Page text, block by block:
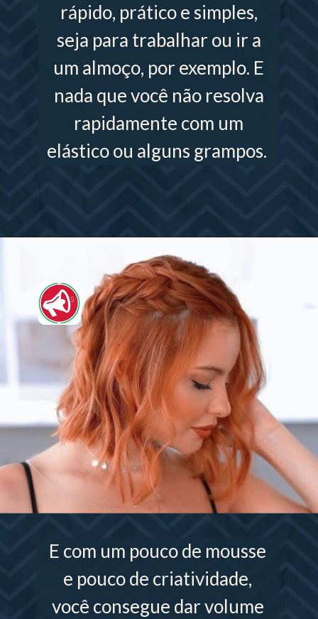
rápido, prático e simples,
seja para trabalhar ou ir a
um almoço, por exemplo. E
nada que você não resolva
rapidamente com um
elástico ou alguns grampos.
E com um pouco de mousse
e pouco de criatividade,
você consegue dar volume